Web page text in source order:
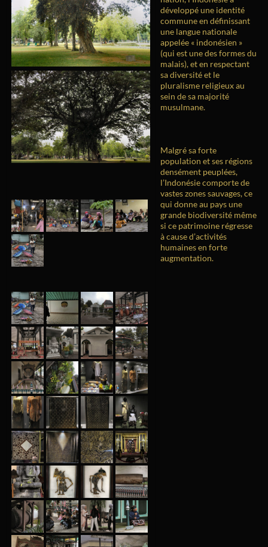
développé une identité
commune en définissant
une langue nationale
appelée « indonésien »
(qui est une des formes du
malais), et en respectant
sa diversité et le
pluralisme religieux au
sein de sa majorité
musulmane.
Malgré sa forte
population et ses régions
densément peuplées,
l’Indonésie comporte de
vastes zones sauvages, ce
qui donne au pays une
grande biodiversité même
si ce patrimoine régresse
à cause d’activités
humaines en forte
augmentation.